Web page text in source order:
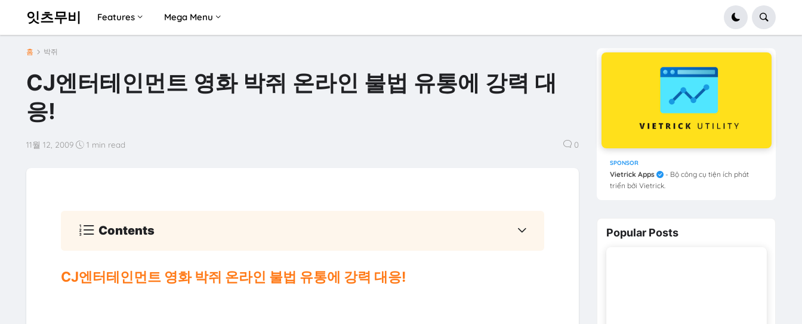
잇츠무비 Features Mega Menu
홈 박쥐
CJ엔터테인먼트 영화 박쥐 온라인 불법 유통에 강력 대
응!
11월 12, 2009 1 min read 0
Contents
CJ엔터테인먼트 영화 박쥐 온라인 불법 유통에 강력 대응!
SPONSOR
Vietrick Apps
- Bộ công cụ tiện ích phát
triển bởi Vietrick.
Popular Posts